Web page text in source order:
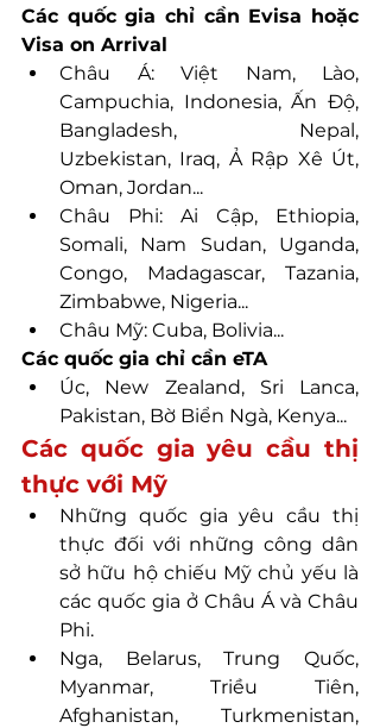
Các quốc gia chỉ cần Evisa hoặc
Visa on Arrival
Châu Á: Việt Nam, Lào,
Campuchia, Indonesia, Ấn Độ,
Bangladesh, Nepal,
Uzbekistan, Iraq, Ả Rập Xê Út,
Oman, Jordan...
Châu Phi: Ai Cập, Ethiopia,
Somali, Nam Sudan, Uganda,
Congo, Madagascar, Tazania,
Zimbabwe, Nigeria...
Châu Mỹ: Cuba, Bolivia...
Các quốc gia chỉ cần eTA
Úc, New Zealand, Sri Lanca,
Pakistan, Bờ Biển Ngà, Kenya...
Các quốc gia yêu cầu thị
thực với Mỹ
Những quốc gia yêu cầu thị
thực đối với những công dân
sở hữu hộ chiếu Mỹ chủ yếu là
các quốc gia ở Châu Á và Châu
Phi.
Nga, Belarus, Trung Quốc,
Myanmar, Triều Tiên,
Afghanistan, Turkmenistan,